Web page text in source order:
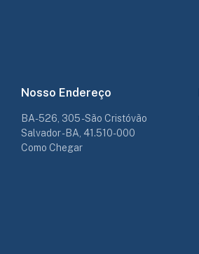
Nosso Endereço
BA-526, 305 - São Cristóvão
Salvador - BA, 41.510-000
Como Chegar